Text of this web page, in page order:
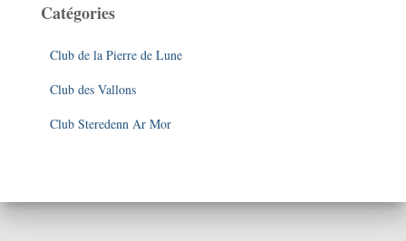
Catégories
Club de la Pierre de Lune
Club des Vallons
Club Steredenn Ar Mor